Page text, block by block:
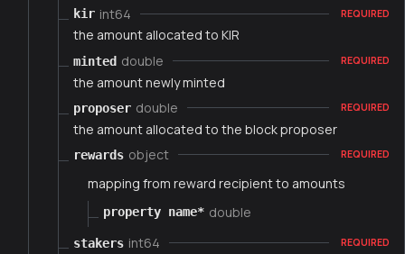
kir int64 REQUIRED
the amount allocated to KIR
minted double REQUIRED
the amount newly minted
proposer double REQUIRED
the amount allocated to the block proposer
rewards object REQUIRED
mapping from reward recipient to amounts
property name* double
stakers int64 REQUIRED